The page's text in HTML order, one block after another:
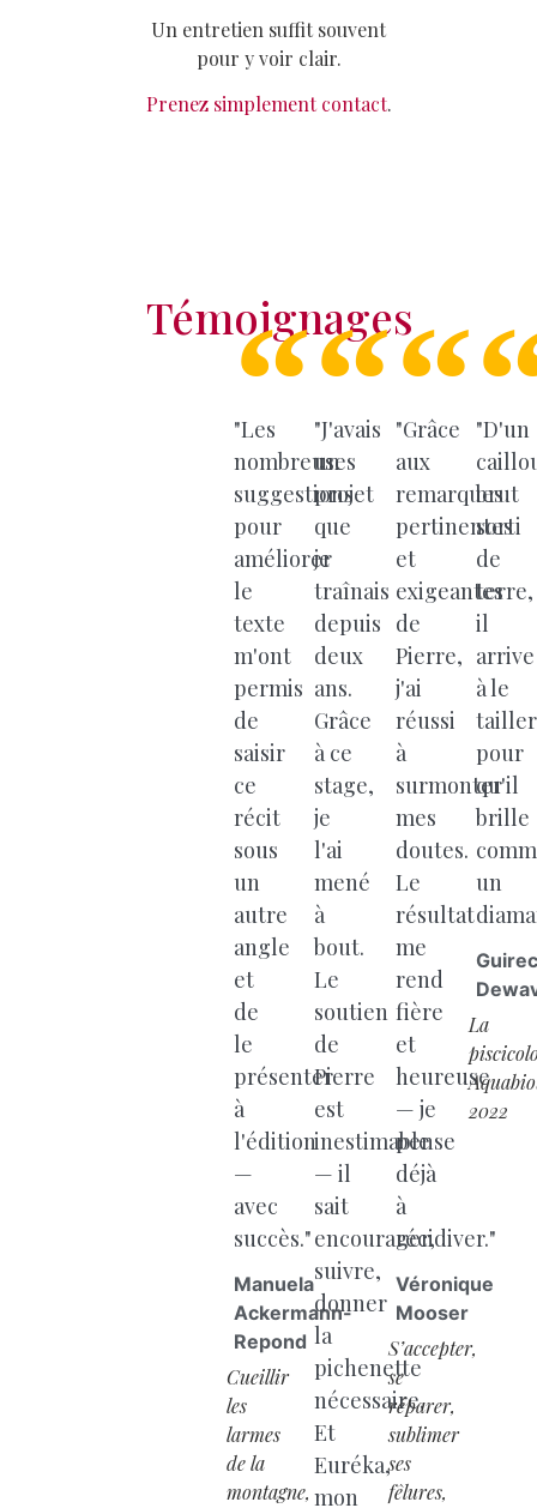
Un entretien suffit souvent
pour y voir clair.
Prenez simplement contact.
Témoignages
"Les
nombreuses
suggestions
pour
améliorer
le
texte
m'ont
permis
de
saisir
ce
récit
sous
un
autre
angle
et
de
le
présenter
à
l'édition
—
avec
succès."
Manuela
Ackermann-
Repond
Cueillir
les
larmes
de la
montagne,
"J'avais
un
projet
que
je
traînais
depuis
deux
ans.
Grâce
à ce
stage,
je
l'ai
mené
à
bout.
Le
soutien
de
Pierre
est
inestimable
— il
sait
encourager,
suivre,
donner
la
pichenette
nécessaire.
Et
Euréka,
mon
"Grâce
aux
remarques
pertinentes
et
exigeantes
de
Pierre,
j'ai
réussi
à
surmonter
mes
doutes.
Le
résultat
me
rend
fière
et
heureuse
— je
pense
déjà
à
récidiver."
Véronique
Mooser
S’accepter,
se
réparer,
sublimer
ses
fêlures,
"D'un
brut
sorti
de
terre,
il
arrive
à le
tailler
pour
qu'il
brille
un
Guirec
La
2022